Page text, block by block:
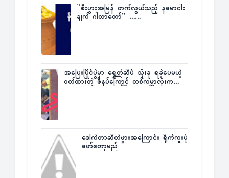
”စီးပွားအမြန် တက်လွယ်သည့် နမောငါး
ချက် ဂါထာတော်” ……
အပြေးပြိုင်ပွဲမှာ ရွှေတံဆိပ် သုံးခု ရခဲ့ပေမယ့်
ဝတ်ထားတဲ့ ဖိနပ်ကြောင့် တစ်ကမ္ဘာလုံးက
ဒေါက်တာဆိတ်ဖွားအကြောင်း ရိုက်ကူးပုံ
ဖော်တော့မည်